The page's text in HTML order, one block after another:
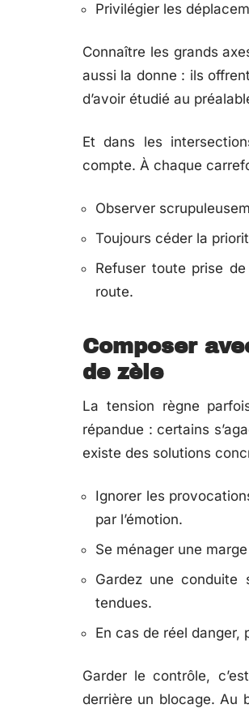
Privilégier les
Connaître les grands
aussi la donne : ils
d’avoir étudié au
Et dans les
compte. À chaque
Observer
Toujours céder la
Refuser toute prise
route.
Composer
de zèle
La tension règne
répandue : certains
existe des solutions
Ignorer les
par l’émotion.
Se ménager une
Gardez une conduite
tendues.
En cas de réel danger,
Garder le contrôle,
derrière un blocage. Au